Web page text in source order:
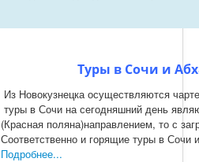
Туры в Сочи и
Из Новокузнецка осуществляются
туры в Сочи на сегодняшний день
(Красная поляна)направлением, то с
Соответственно и горящие туры в Сочи
Подробнее...